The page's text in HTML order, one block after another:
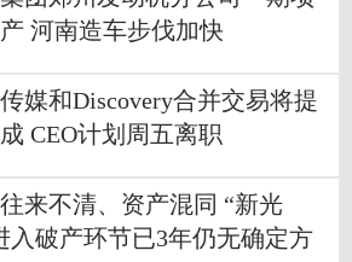
河南造车步伐加快
媒和Discovery合并交易将提
CEO计划周五离职
来不清、资产混同 “新光
入破产环节已3年仍无确定方